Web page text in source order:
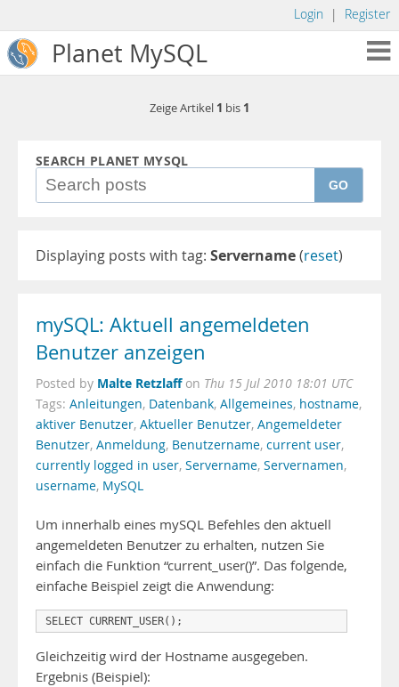
Login | Register
Planet MySQL
Zeige Artikel 1 bis 1
SEARCH PLANET MYSQL
GO
Displaying posts with tag: Servername(reset)
mySQL: Aktuell angemeldeten
Benutzer anzeigen
Posted by Malte Retzlaff on Thu 15 Jul 2010 18:01 UTC
Tags: Anleitungen, Datenbank, Allgemeines, hostname,
aktiver Benutzer, Aktueller Benutzer, Angemeldeter
Benutzer, Anmeldung, Benutzername, current user,
currently logged in user, Servername, Servernamen,
username, MySQL
Um innerhalb eines mySQL Befehles den aktuell
angemeldeten Benutzer zu erhalten, nutzen Sie
einfach die Funktion “current_user()”. Das folgende,
einfache Beispiel zeigt die Anwendung:
SELECT CURRENT_USER();
Gleichzeitig wird der Hostname ausgegeben.
Ergebnis (Beispiel):